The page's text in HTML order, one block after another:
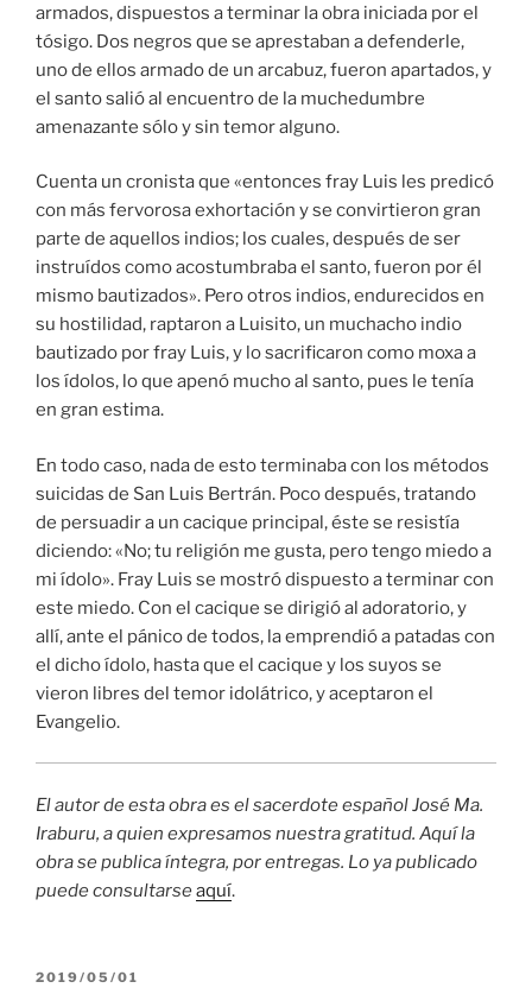
armados, dispuestos a terminar la obra iniciada por el
tósigo. Dos negros que se aprestaban a defenderle,
uno de ellos armado de un arcabuz, fueron apartados, y
el santo salió al encuentro de la muchedumbre
amenazante sólo y sin temor alguno.
Cuenta un cronista que «entonces fray Luis les predicó
con más fervorosa exhortación y se convirtieron gran
parte de aquellos indios; los cuales, después de ser
instruídos como acostumbraba el santo, fueron por él
mismo bautizados». Pero otros indios, endurecidos en
su hostilidad, raptaron a Luisito, un muchacho indio
bautizado por fray Luis, y lo sacrificaron como moxa a
los ídolos, lo que apenó mucho al santo, pues le tenía
en gran estima.
En todo caso, nada de esto terminaba con los métodos
suicidas de San Luis Bertrán. Poco después, tratando
de persuadir a un cacique principal, éste se resistía
diciendo: «No; tu religión me gusta, pero tengo miedo a
mi ídolo». Fray Luis se mostró dispuesto a terminar con
este miedo. Con el cacique se dirigió al adoratorio, y
allí, ante el pánico de todos, la emprendió a patadas con
el dicho ídolo, hasta que el cacique y los suyos se
vieron libres del temor idolátrico, y aceptaron el
Evangelio.
El autor de esta obra es el sacerdote español José Ma.
Iraburu, a quien expresamos nuestra gratitud. Aquí la
obra se publica íntegra, por entregas. Lo ya publicado
puede consultarseaquí.
PUBLICADO
2019/05/01